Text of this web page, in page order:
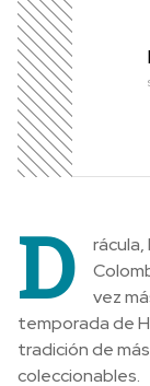
D
rácula,
vez
temporada de
tradición de
coleccionables.